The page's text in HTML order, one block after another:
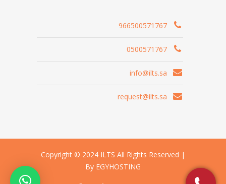
966500571767
0500571767
info@ilts.sa
request@ilts.sa
Copyright © 2024 ILTS All Rights Reserved |
By EGYHOSTING